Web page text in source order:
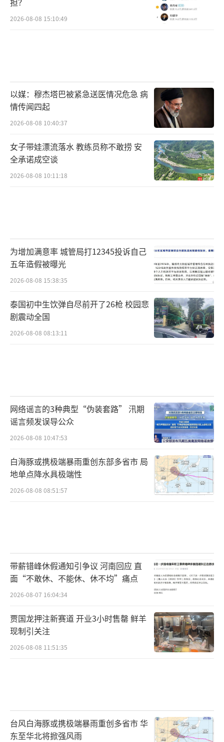
2026-08-08 15:10:49
以媒：穆杰塔巴被紧急送医情况危急 病
情传闻四起
2026-08-08 10:40:37
女子带娃漂流落水 教练员称不敢捞 安
全承诺成空谈
2026-08-08 10:11:18
为增加满意率 城管局打12345投诉自己
五年造假被曝光
2026-08-08 15:38:35
泰国初中生饮弹自尽前开了26枪 校园悲
剧震动全国
2026-08-08 08:13:11
网络谣言的3种典型“伪装套路” 汛期
谣言频发误导公众
2026-08-08 10:47:53
白海豚或携极端暴雨重创东部多省市 局
地单点降水具极端性
2026-08-08 08:51:57
带薪错峰休假通知引争议 河南回应 直
面“不敢休、不能休、休不均”痛点
2026-08-07 16:04:34
贾国龙押注新赛道 开业3小时售罄 鲜羊
现制引关注
2026-08-08 11:51:35
台风白海豚或携极端暴雨重创多省市 华
东至华北将掀强风雨